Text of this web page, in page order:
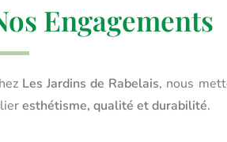
Engagements
Les Jardins de Rabelais, nous
esthétisme, qualité et durabilité.